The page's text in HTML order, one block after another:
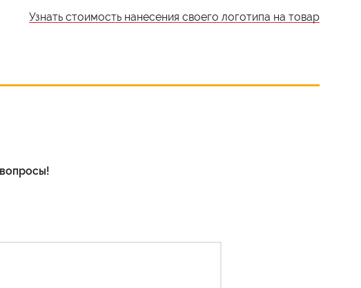
Узнать стоимость нанесения своего логотипа на товар